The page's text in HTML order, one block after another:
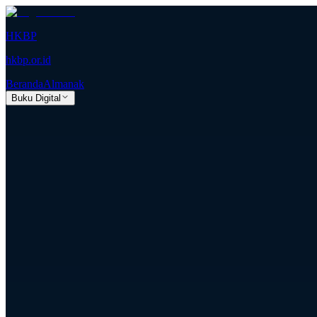
HKBP
hkbp.or.id
BerandaAlmanak
Buku Digital